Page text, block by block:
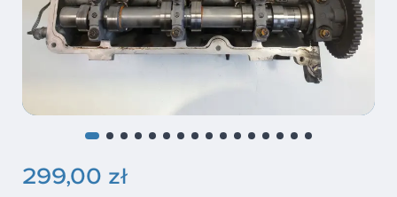
299,00 zł